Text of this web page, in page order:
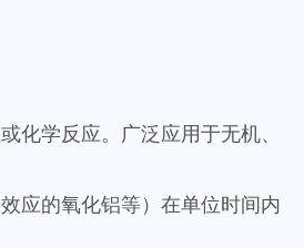
化学反应。广泛应用于无机、
应的氧化铝等）在单位时间内